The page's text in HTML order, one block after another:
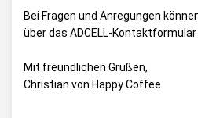
Bei Fragen und Anregungen
über das ADCELL-Kontaktformular
Mit freundlichen Grüßen,
Christian von Happy Coffee